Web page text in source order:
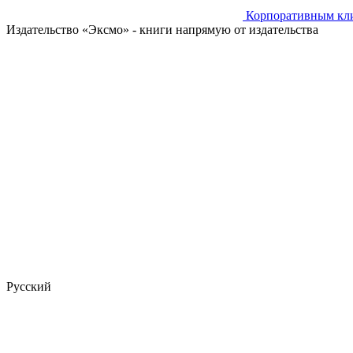
Корпоративным
Издательство «Эксмо» - книги напрямую от издательства
Русский